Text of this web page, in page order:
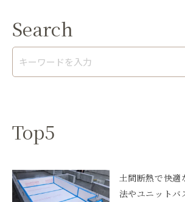
Search
Top5
土間断熱で快適
法やユニットバ